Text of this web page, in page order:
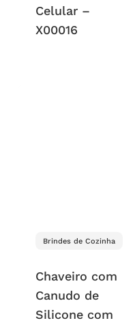
Celular –
X00016
Brindes de Cozinha
Chaveiro com
Canudo de
Silicone com